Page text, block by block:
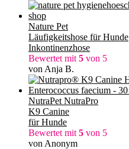
Nature Pet
Läufigkeitshose für Hunde
Inkontinenzhose
Bewertet mit 5 von 5
von Anja B.
NutraPet NutraPro
K9 Canine
für Hunde
Bewertet mit 5 von 5
von Anonym